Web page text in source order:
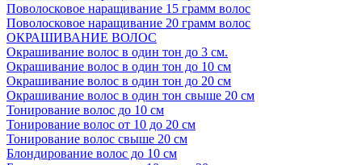
Поволосковое наращивание 15 грамм волос
Поволосковое наращивание 20 грамм волос
ОКРАШИВАНИЕ ВОЛОС
Окрашивание волос в один тон до 3 см.
Окрашивание волос в один тон до 10 см
Окрашивание волос в один тон до 20 см
Окрашивание волос в один тон свыше 20 см
Тонирование волос до 10 см
Тонирование волос от 10 до 20 см
Тонирование волос свыше 20 см
Блондирование волос до 10 см